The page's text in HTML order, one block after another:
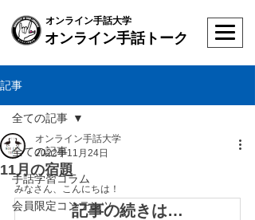
オンライン手話大学
オンライン手話トーク
記事
全ての記事
手話学習コラム
会員限定コンテンツ
全ての記事
11月の宿題
オンライン手話大学
2022年11月24日
みなさん、こんにちは！
記事の続きは…